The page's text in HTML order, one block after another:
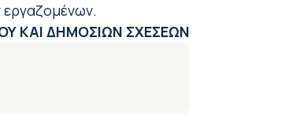
εργαζομένων.
ΚΑΙ ΔΗΜΟΣΙΩΝ ΣΧΕΣΕΩΝ